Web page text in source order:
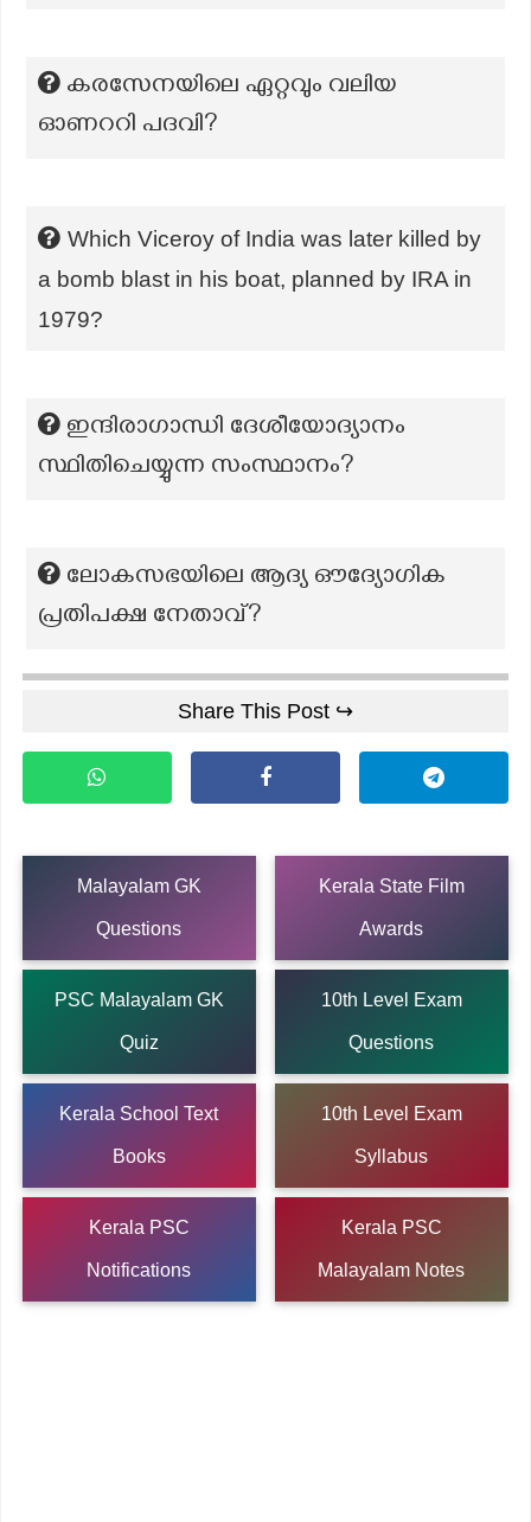
കരസേനയിലെ ഏറ്റവും വലിയ
ഓണററി പദവി?
Which Viceroy of India was later killed by
a bomb blast in his boat, planned by IRA in
1979?
ഇന്ദിരാഗാന്ധി ദേശീയോദ്യാനം
സ്ഥിതിചെയ്യുന്ന സംസ്ഥാനം?
ലോകസഭയിലെ ആദ്യ ഔദ്യോഗിക
പ്രതിപക്ഷ നേതാവ്?
Share This Post ↪
Malayalam GK
Questions
Kerala State Film
Awards
PSC Malayalam GK
Quiz
10th Level Exam
Questions
Kerala School Text
Books
10th Level Exam
Syllabus
Kerala PSC
Notifications
Kerala PSC
Malayalam Notes